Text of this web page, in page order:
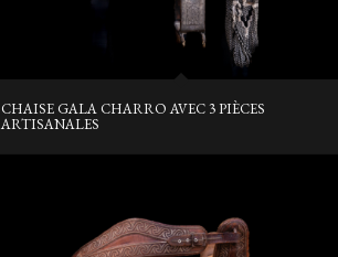
CHAISE GALA CHARRO AVEC 3 PIÈCES
ARTISANALES